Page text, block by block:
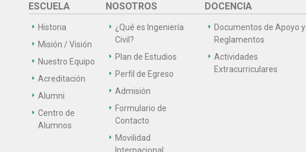
ESCUELA
Historia
Misión / Visión
Nuestro Equipo
Acreditación
Alumni
Centro de
Alumnos
NOSOTROS
¿Qué es Ingeniería
Civil?
Plan de Estudios
Perfil de Egreso
Admisión
Formulario de
Contacto
Movilidad
DOCENCIA
Documentos de Apoyo y
Reglamentos
Actividades
Extracurriculares